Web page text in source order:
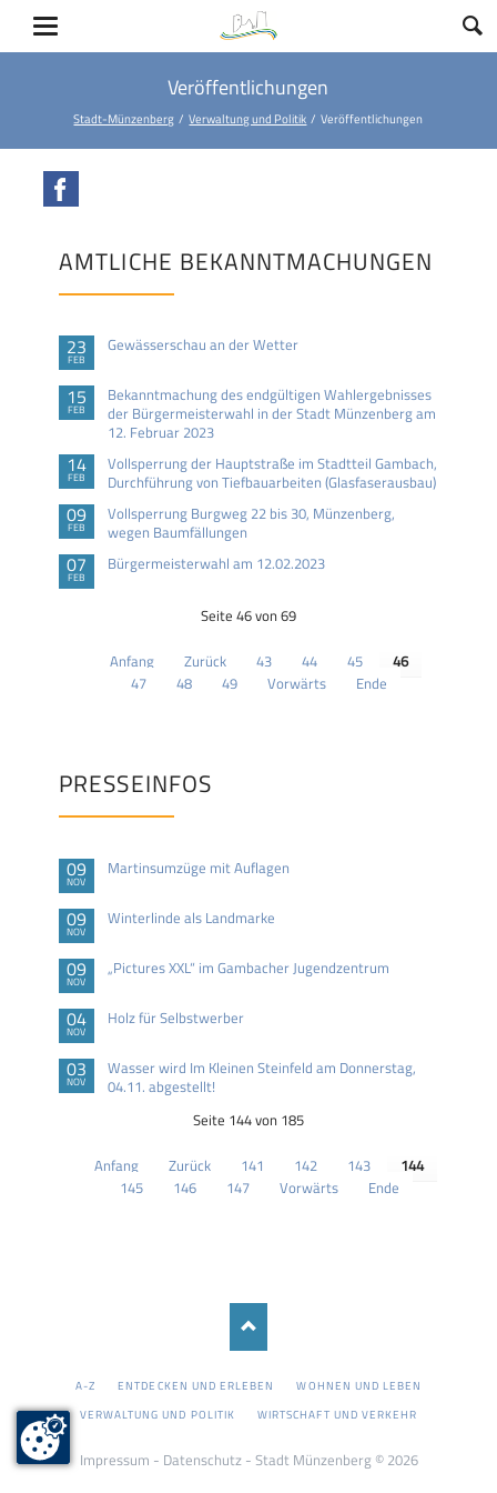
Veröffentlichungen
Stadt-Münzenberg Verwaltung und Politik Veröffentlichungen
AMTLICHE BEKANNTMACHUNGEN
23
FEB
Gewässerschau an der Wetter
15
FEB
Bekanntmachung des endgültigen Wahlergebnisses
der Bürgermeisterwahl in der Stadt Münzenberg am
12. Februar 2023
14
FEB
Vollsperrung der Hauptstraße im Stadtteil Gambach,
Durchführung von Tiefbauarbeiten (Glasfaserausbau)
09
FEB
Vollsperrung Burgweg 22 bis 30, Münzenberg,
wegen Baumfällungen
07
FEB
Bürgermeisterwahl am 12.02.2023
Seite 46 von 69
Anfang Zurück 43 44 45
46
47
48 49 Vorwärts Ende
PRESSEINFOS
09
NOV
Martinsumzüge mit Auflagen
09
NOV
Winterlinde als Landmarke
09
NOV
„Pictures XXL“ im Gambacher Jugendzentrum
04
NOV
Holz für Selbstwerber
03
NOV
Wasser wird Im Kleinen Steinfeld am Donnerstag,
04.11. abgestellt!
Seite 144 von 185
Anfang Zurück 141 142 143
144
145
146 147 Vorwärts Ende
NAVIGATION
A-Z ENTDECKEN UND ERLEBEN
WOHNEN UND LEBEN
VERWALTUNG UND POLITIK
WIRTSCHAFT UND VERKEHR
Impressum - Datenschutz- Stadt Münzenberg © 2026